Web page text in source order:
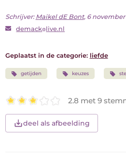
Schrijver: Maikel dE Bont, 6
demack live.nl
Geplaatst in de categorie: liefde
getijden keuzes
2.8 met 9
deel als afbeelding